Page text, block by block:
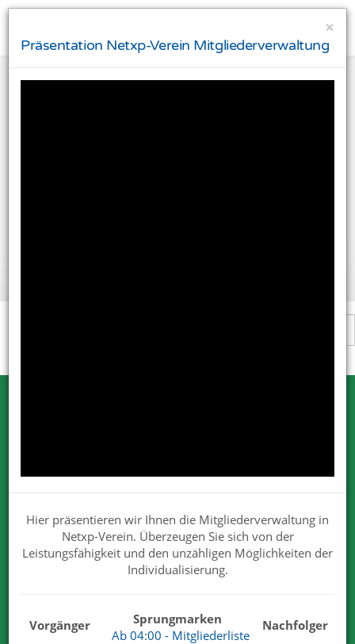
×
Präsentation Netxp-Verein Mitgliederverwaltung
Hier präsentieren wir Ihnen die Mitgliederverwaltung in
Netxp-Verein. Überzeugen Sie sich von der
Leistungsfähigkeit und den unzähligen Möglichkeiten der
Individualisierung.
Vorgänger
Sprungmarken
Ab 04:00 - Mitgliederliste
Nachfolger
Wir sind von unseren Lösungen überzeugt. Deshalb dürfen
Sie uns gerne und ausgiebig testen.
Für Ihre Tests steht Ihnen der volle Funktionsumfang zur
Verfügung.
Wir haben mit unserem Produkt und Services die
Kostenlose Testversion